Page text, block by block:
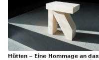
Hütten – Eine Hommage an das